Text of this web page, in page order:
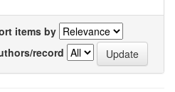
items by
record